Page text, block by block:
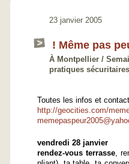
23 janvier 2005
! Même pas
À Montpellier /
pratiques sécuritaires
Toutes les infos et
http://geocities.com/
vendredi 28 janvier
rendez-vous terrasse,